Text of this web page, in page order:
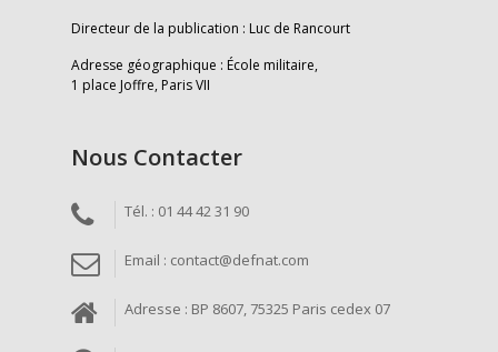
Directeur de la publication : Luc de Rancourt
Adresse géographique : École militaire,
1 place Joffre, Paris VII
Nous Contacter
Tél. : 01 44 42 31 90
Email : contact@defnat.com
Adresse : BP 8607, 75325 Paris cedex 07